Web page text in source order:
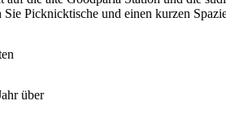
Picknicktische und einen kurzen
über